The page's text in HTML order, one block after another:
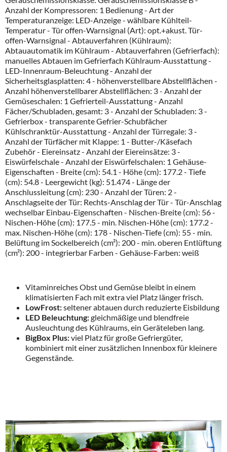
Anzahl der Kompressoren: 1 Bedienung - Art der
Temperaturanzeige: LED-Anzeige - wählbare Kühlteil-
Temperatur - Tür offen-Warnsignal (Art): opt.+akust. Tür-
offen-Warnsignal - Abtauverfahren (Kühlraum):
Abtauautomatik im Kühlraum - Abtauverfahren (Gefrierfach):
manuelles Abtauen im Gefrierfach Kühlraum-Ausstattung -
LED-Innenraum-Beleuchtung - Anzahl der
Sicherheitsglasplatten: 4 - höhenverstellbare Abstellflächen -
Anzahl höhenverstellbarer Abstellflächen: 3 - Anzahl der
Gemüseschalen: 1 Gefrierteil-Ausstattung - Anzahl
Fächer/Schubladen, gesamt: 3 - Anzahl der Schubladen: 3 -
Gefrierbox - transparente Gefrier-Schubfächer
Kühlschranktür-Ausstattung - Anzahl der Türregale: 3 -
Anzahl der Türfächer mit Klappe: 1 - Butter-/Käsefach
Zubehör - Eiereinsatz - Anzahl der Eiereinsätze: 3 -
Eiswürfelschale - Anzahl der Eiswürfelschalen: 1 Gehäuse-
Eigenschaften - Breite (cm): 54.1 - Höhe (cm): 177.2 - Tiefe
(cm): 54.8 - Leergewicht (kg): 51.474 - Länge der
Anschlussleitung (cm): 230 - Anzahl der Türen: 2 -
Anschlagseite der Tür: Rechts-Anschlag der Tür - Tür-Anschlag
wechselbar Einbau-Eigenschaften - Nischen-Breite (cm): 56 -
Nischen-Höhe (cm): 177.5 - min. Nischen-Höhe (cm): 177.2 -
max. Nischen-Höhe (cm): 178 - Nischen-Tiefe (cm): 55 - min.
Belüftung im Sockelbereich (cm²): 200 - min. oberen Entlüftung
(cm²): 200 - integrierbar Farben - Gehäuse-Farben: weiß
Vitaminreiches Obst und Gemüse bleibt in einem
klimatisierten Fach mit extra viel Platz länger frisch.
LowFrost:seltener abtauen durch reduzierte Eisbildung
LED Beleuchtung:gleichmäßige und blendfreie
Ausleuchtung des Kühlraums, ein Geräteleben lang.
BigBox Plus:viel Platz für große Gefriergüter,
kombiniert mit einer zusätzlichen Innenbox für kleinere
Gegenstände.